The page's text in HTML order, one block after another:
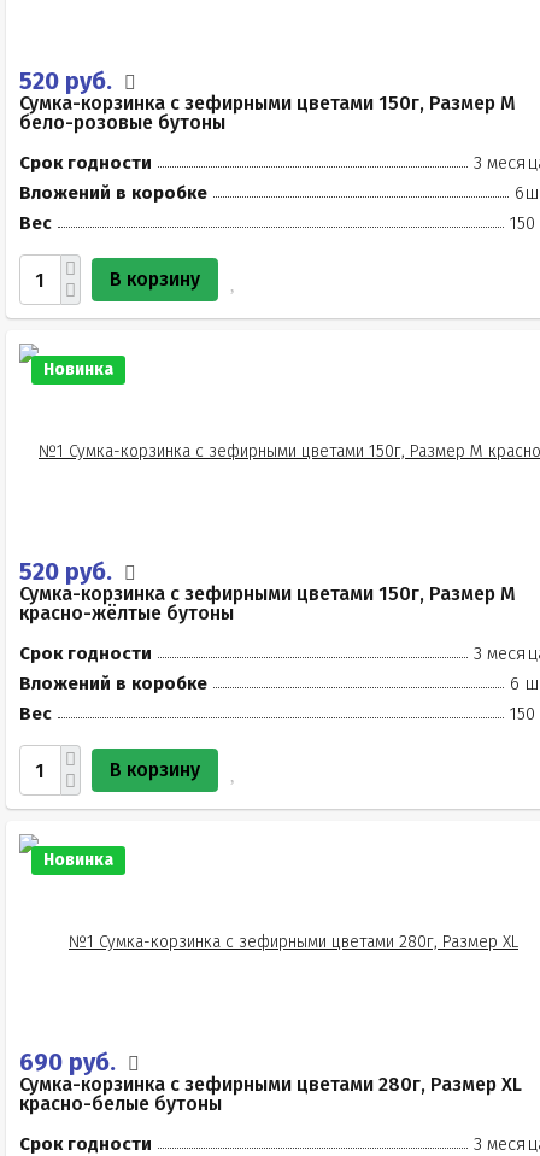
520 руб.
Сумка-корзинка с зефирными цветами 150г, Размер М
бело-розовые бутоны
Срок годности
3
Вложений в коробке
Вес
150
В корзину
Новинка
520 руб.
Сумка-корзинка с зефирными цветами 150г, Размер М
красно-жёлтые бутоны
Срок годности
3
Вложений в коробке
6
Вес
150
В корзину
Новинка
690 руб.
Сумка-корзинка с зефирными цветами 280г, Размер XL
красно-белые бутоны
Срок годности
3